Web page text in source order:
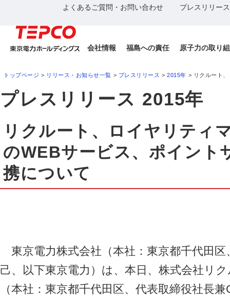
よくあるご質問・お問い合わせ プレスリリー
会社情報 福島への責任 原子力の取り
トップページ > リリース・お知らせ一覧 > プレスリリース >2015年 > リクルート
プレスリリース 2015年
リクルート、ロイヤリティ
のWEBサービス、ポイント
携について
東京電力株式会社（本社：東京都千代田区
己、以下東京電力）は、本日、株式会社リ
（本社：東京都千代田区、代表取締役社長